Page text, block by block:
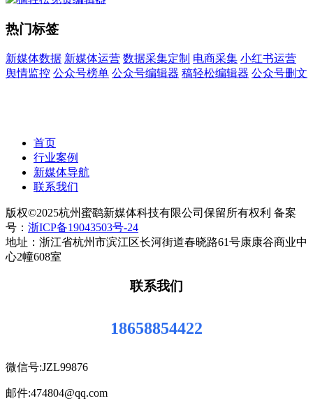
热门标签
新媒体数据 新媒体运营 数据采集定制 电商采集 小红书运营
舆情监控 公众号榜单 公众号编辑器 稿轻松编辑器 公众号删文
首页
行业案例
新媒体导航
联系我们
版权©2025杭州蜜鹞新媒体科技有限公司保留所有权利 备案
号： 浙ICP备19043503号-24
地址：浙江省杭州市滨江区长河街道春晓路61号康康谷商业中
心2幢608室
联系我们
18658854422
微信号:JZL99876
邮件:474804@qq.com